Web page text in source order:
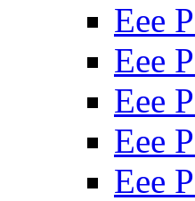
Eee
Eee
Eee
Eee
Eee